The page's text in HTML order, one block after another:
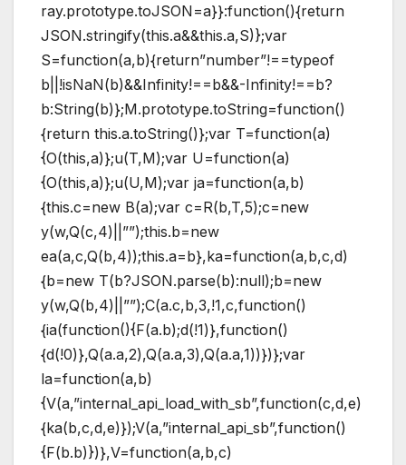
ray.prototype.toJSON=a}}:function(){return
JSON.stringify(this.a&&this.a,S)};var
S=function(a,b){return”number”!==typeof
b||!isNaN(b)&&Infinity!==b&&-Infinity!==b?
b:String(b)};M.prototype.toString=function()
{return this.a.toString()};var T=function(a)
{O(this,a)};u(T,M);var U=function(a)
{O(this,a)};u(U,M);var ja=function(a,b)
{this.c=new B(a);var c=R(b,T,5);c=new
y(w,Q(c,4)||””);this.b=new
ea(a,c,Q(b,4));this.a=b},ka=function(a,b,c,d)
{b=new T(b?JSON.parse(b):null);b=new
y(w,Q(b,4)||””);C(a.c,b,3,!1,c,function()
{ia(function(){F(a.b);d(!1)},function()
{d(!0)},Q(a.a,2),Q(a.a,3),Q(a.a,1))})};var
la=function(a,b)
{V(a,”internal_api_load_with_sb”,function(c,d,e)
{ka(b,c,d,e)});V(a,”internal_api_sb”,function()
{F(b.b)})},V=function(a,b,c)